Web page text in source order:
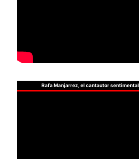
Rafa Manjarrez, el cantautor sentimental